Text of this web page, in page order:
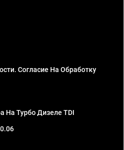
Согласие На Обработку
На Турбо Дизеле TDI